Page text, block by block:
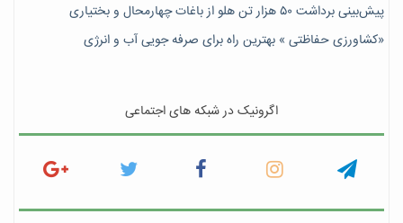
پیش‎‌بینی برداشت ۵۰ هزار تن هلو از باغات چهارمحال و بختیاری
«کشاورزی حفاظتی » بهترین راه برای صرفه جویی آب و انرژی
اگرونیک در شبکه های اجتماعی